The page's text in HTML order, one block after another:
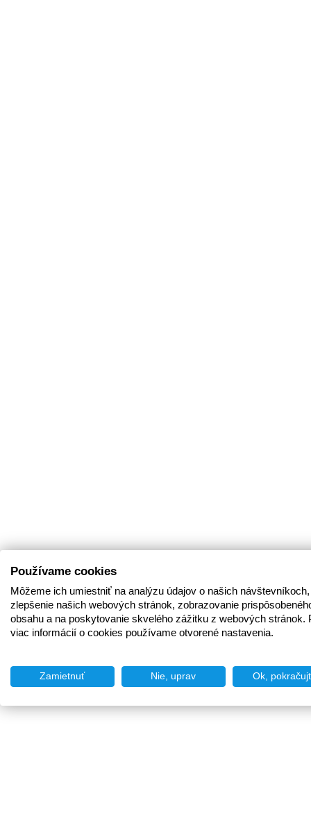
Používame cookies
Môžeme ich umiestniť na analýzu údajov o našich
zlepšenie našich webových stránok, zobrazovanie
obsahu a na poskytovanie skvelého zážitku z webových stránok.
viac informácií o cookies používame otvorené nastavenia.
Zamietnuť Nie, uprav Ok,